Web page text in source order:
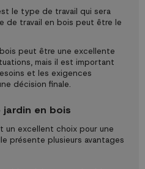
le type de travail qui sera
de travail en bois peut être le
peut être une excellente
mais il est important
et les exigences
décision finale.
en bois
un excellent choix pour une
présente plusieurs avantages